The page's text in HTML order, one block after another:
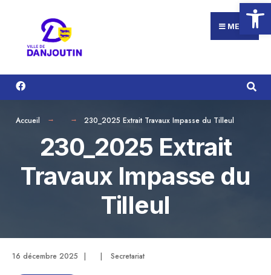
Ouvrir
contenu
MENU
Accueil 230_2025 Extrait Travaux Impasse du Tilleul
230_2025 Extrait
Travaux Impasse du
Tilleul
16 décembre 2025 | | Secretariat
for: